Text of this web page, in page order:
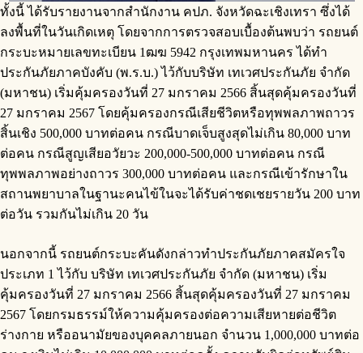
ทั้งนี้ ได้รับรายงานจากสำนักงาน คปภ. จังหวัดฉะเชิงเทรา ซึ่งได้
ลงพื้นที่ในวันเกิดเหตุ โดยจากการตรวจสอบเบื้องต้นพบว่า รถยนต์
กระบะหมายเลขทะเบียน 1ฒฆ 5942 กรุงเทพมหานคร ได้ทำ
ประกันภัยภาคบังคับ (พ.ร.บ.) ไว้กับบริษัท เทเวศประกันภัย จำกัด
(มหาชน) เริ่มคุ้มครองวันที่ 27 มกราคม 2566 สิ้นสุดคุ้มครองวันที่
27 มกราคม 2567 โดยคุ้มครองกรณีเสียชีวิตหรือทุพพลภาพถาวร
สิ้นเชิง 500,000 บาทต่อคน กรณีบาดเจ็บสูงสุดไม่เกิน 80,000 บาท
ต่อคน กรณีสูญเสียอวัยวะ 200,000-500,000 บาทต่อคน กรณี
ทุพพลภาพอย่างถาวร 300,000 บาทต่อคน และกรณีเข้ารักษาใน
สถานพยาบาลในฐานะคนไข้ในจะได้รับค่าชดเชยรายวัน 200 บาท
ต่อวัน รวมกันไม่เกิน 20 วัน
นอกจากนี้ รถยนต์กระบะคันดังกล่าวทำประกันภัยภาคสมัครใจ
ประเภท 1 ไว้กับ บริษัท เทเวศประกันภัย จำกัด (มหาชน) เริ่ม
คุ้มครองวันที่ 27 มกราคม 2566 สิ้นสุดคุ้มครองวันที่ 27 มกราคม
2567 โดยกรมธรรม์ให้ความคุ้มครองต่อความเสียหายต่อชีวิต
ร่างกาย หรืออนามัยของบุคคลภายนอก จำนวน 1,000,000 บาทต่อ